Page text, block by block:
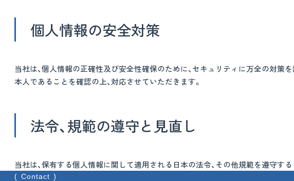
個人情報の安全対策
当社は、個人情報の正確性及び安全性確保のために、セキュリティに万全の対策
本人であることを確認の上、対応させていただきます。
法令、規範の遵守と見直し
当社は、保有する個人情報に関して適用される日本の法令、その他規範を遵守す
Contact